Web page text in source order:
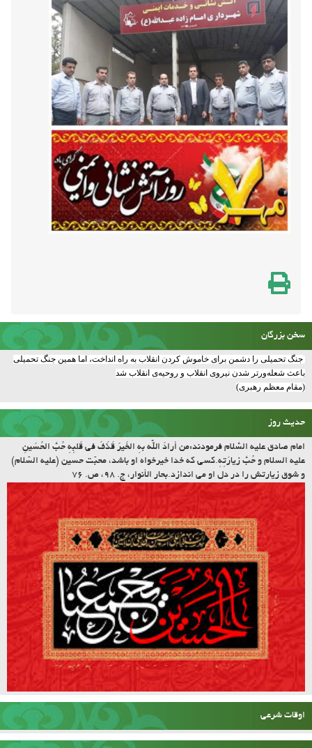
سخن بزرگان
جنگ تحمیلی را دشمن برای خاموش کردن انقلاب به راه انداخت، اما همین جنگ تحمیلی
باعث شعله‌ورتر شدن نیروی انقلاب و روحیه‌ی انقلاب شد
(مقام معظم رهبری)
حدیث روز
امام صادق علیه السّلام فرمودند:مَن أرادَ اللّه بِهِ الخَیرَ قَذَفَ فی قَلبِهِ حُبَّ الحُسَینِ
علیه السلام و حُبَّ زیارَتِهِ.کسى که خدا خیرخواه او باشد، محبّت حسین (علیه السّلام)
و شوق زیارتش را در دل او مى اندازد.بحار الأنوار، ج. ۹۸، ص. ۷۶
اوقات شرعی